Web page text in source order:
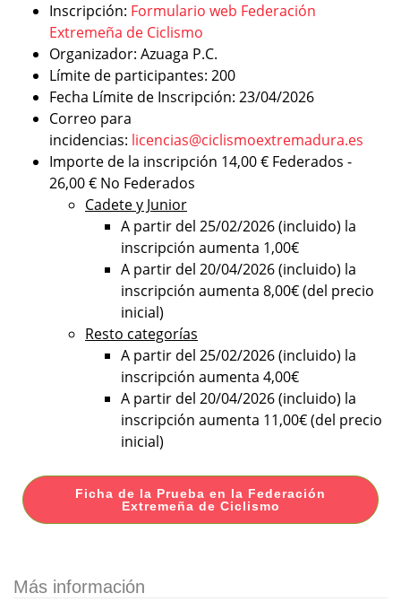
Inscripción: Formulario web Federación
Extremeña de Ciclismo
Organizador: Azuaga P.C.
Límite de participantes: 200
Fecha Límite de Inscripción: 23/04/2026
Correo para
incidencias: licencias@ciclismoextremadura.es
Importe de la inscripción 14,00 € Federados -
26,00 € No Federados
Cadete y Junior
A partir del 25/02/2026 (incluido) la
inscripción aumenta 1,00€
A partir del 20/04/2026 (incluido) la
inscripción aumenta 8,00€ (del precio
inicial)
Resto categorías
A partir del 25/02/2026 (incluido) la
inscripción aumenta 4,00€
A partir del 20/04/2026 (incluido) la
inscripción aumenta 11,00€ (del precio
inicial)
Ficha de la Prueba en la Federación
Extremeña de Ciclismo
Más información